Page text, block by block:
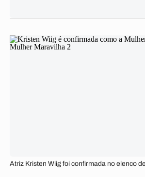
Atriz Kristen Wiig foi confirmada no elenco